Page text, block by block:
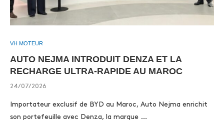
VH MOTEUR
AUTO NEJMA INTRODUIT DENZA ET LA
RECHARGE ULTRA-RAPIDE AU MAROC
24/07/2026
Importateur exclusif de BYD au Maroc, Auto Nejma enrichit
son portefeuille avec Denza, la marque …